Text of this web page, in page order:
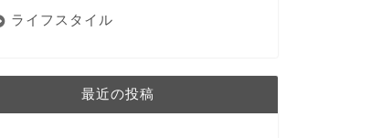
ライフスタイル
最近の投稿